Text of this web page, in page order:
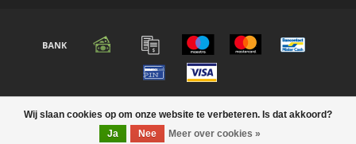
Wij slaan cookies op om onze website te verbeteren. Is dat akkoord?
Ja
Nee Meer over cookies »
© Copyright 2026 Audio expert